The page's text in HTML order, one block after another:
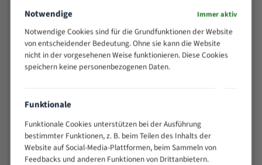
35 - 70
80 - 180
3/4
130 -
350
2/3
200 -
> 500
0,75/1,25
Vorteile:
Notwendige Immer aktiv
Notwendige Cookies sind für die Grundfunktionen der Website
von entscheidender Bedeutung. Ohne sie kann die Website
nicht in der vorgesehenen Weise funktionieren. Diese Cookies
speichern keine personenbezogenen Daten.
Funktionale
Funktionale Cookies unterstützen bei der Ausführung
bestimmter Funktionen, z. B. beim Teilen des Inhalts der
Website auf Social-Media-Plattformen, beim Sammeln von
Feedbacks und anderen Funktionen von Drittanbietern.